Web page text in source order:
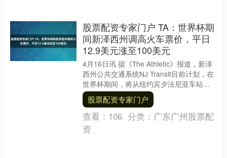
股票配资专家门户 TA：世界杯期
间新泽西州调高火车票价，平日
12.9美元涨至100美元
4月16日讯 据《The Athletic》报道，新泽
西州公共交通系统NJ Transit目前计划，在
世界杯期间，将从纽约宾夕法尼亚车站前
往大都会人寿体育场的铁....
股票配资专家门户
查看： 106 分类： 广东广州股票配
资